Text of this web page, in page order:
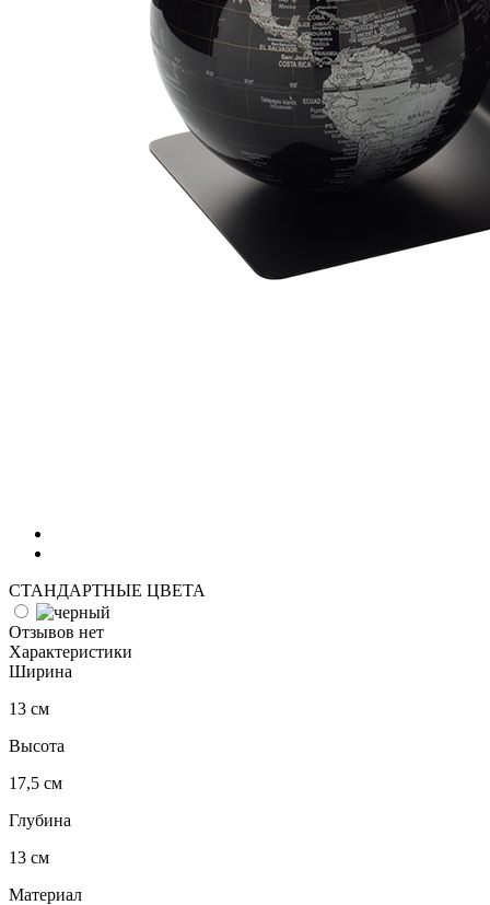
СТАНДАРТНЫЕ ЦВЕТА
Отзывов нет
Характеристики
Ширина
13 см
Высота
17,5 см
Глубина
13 см
Материал